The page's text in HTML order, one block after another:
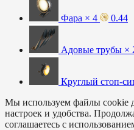
Фара × 4 0.44
Адовые трубы ×
Круглый стоп-
Мы используем файлы cookie
настроек и удобства.
соглашаетесь с